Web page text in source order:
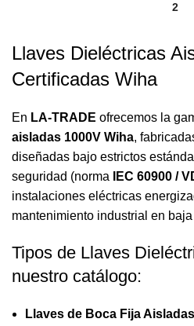
2
Llaves Dieléctricas
Certificadas Wiha
En LA-TRADE ofrecemos la
aisladas 1000V Wiha,
diseñadas bajo estrictos
seguridad (norma
IEC 60900 /
instalaciones eléctricas
mantenimiento industrial en
Tipos de Llaves
nuestro catálogo:
Llaves de Boca Fija